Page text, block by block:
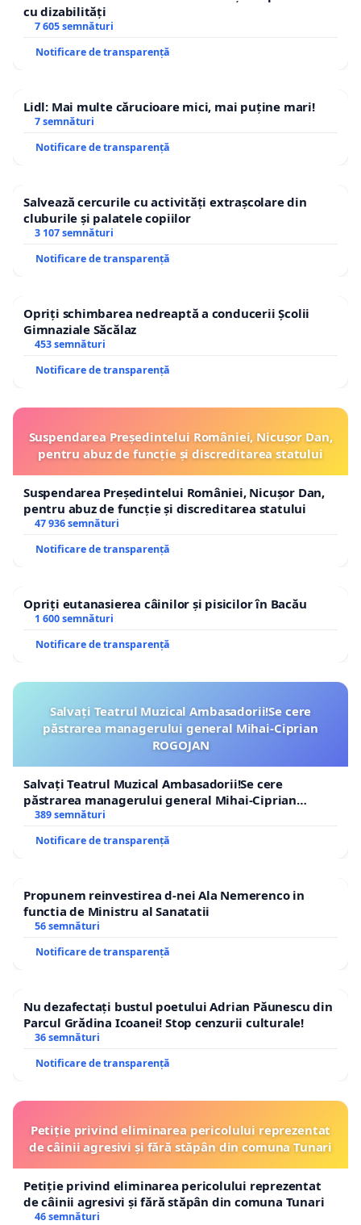
cu dizabilități
7 605 semnături
Notificare de transparență
Lidl: Mai multe cărucioare mici, mai puține mari!
7 semnături
Notificare de transparență
Salvează cercurile cu activități extrașcolare din
cluburile și palatele copiilor
3 107 semnături
Notificare de transparență
Opriți schimbarea nedreaptă a conducerii Școlii
Gimnaziale Săcălaz
453 semnături
Notificare de transparență
Suspendarea Președintelui României, Nicușor Dan,
pentru abuz de funcție și discreditarea statului
Suspendarea Președintelui României, Nicușor Dan,
pentru abuz de funcție și discreditarea statului
47 936 semnături
Notificare de transparență
Opriți eutanasierea câinilor și pisicilor în Bacău
1 600 semnături
Notificare de transparență
Salvați Teatrul Muzical Ambasadorii!Se cere
păstrarea managerului general Mihai-Ciprian
ROGOJAN
Salvați Teatrul Muzical Ambasadorii!Se cere
păstrarea managerului general Mihai-Ciprian
ROGOJAN
389 semnături
Notificare de transparență
Propunem reinvestirea d-nei Ala Nemerenco in
functia de Ministru al Sanatatii
56 semnături
Notificare de transparență
Nu dezafectați bustul poetului Adrian Păunescu din
Parcul Grădina Icoanei! Stop cenzurii culturale!
36 semnături
Notificare de transparență
Petiție privind eliminarea pericolului reprezentat
de câinii agresivi și fără stăpân din comuna Tunari
Petiție privind eliminarea pericolului reprezentat
de câinii agresivi și fără stăpân din comuna Tunari
46 semnături